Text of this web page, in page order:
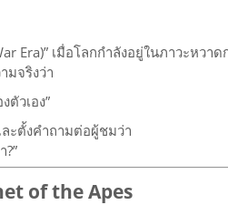
Era)” เมื่อโลกกำลังอยู่ในภาวะหวาด
มจริงว่า
วเอง”
ะตั้งคำถามต่อผู้ชมว่า
of the Apes